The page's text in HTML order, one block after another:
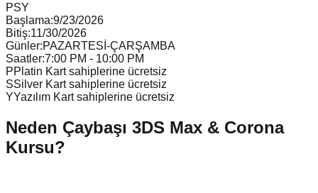
PSY
Başlama:9/23/2026
Bitiş:11/30/2026
Günler:PAZARTESİ-ÇARŞAMBA
Saatler:7:00 PM - 10:00 PM
PPlatin Kart sahiplerine ücretsiz
SSilver Kart sahiplerine ücretsiz
YYazılım Kart sahiplerine ücretsiz
Neden Çaybaşı 3DS Max & Corona
Kursu?